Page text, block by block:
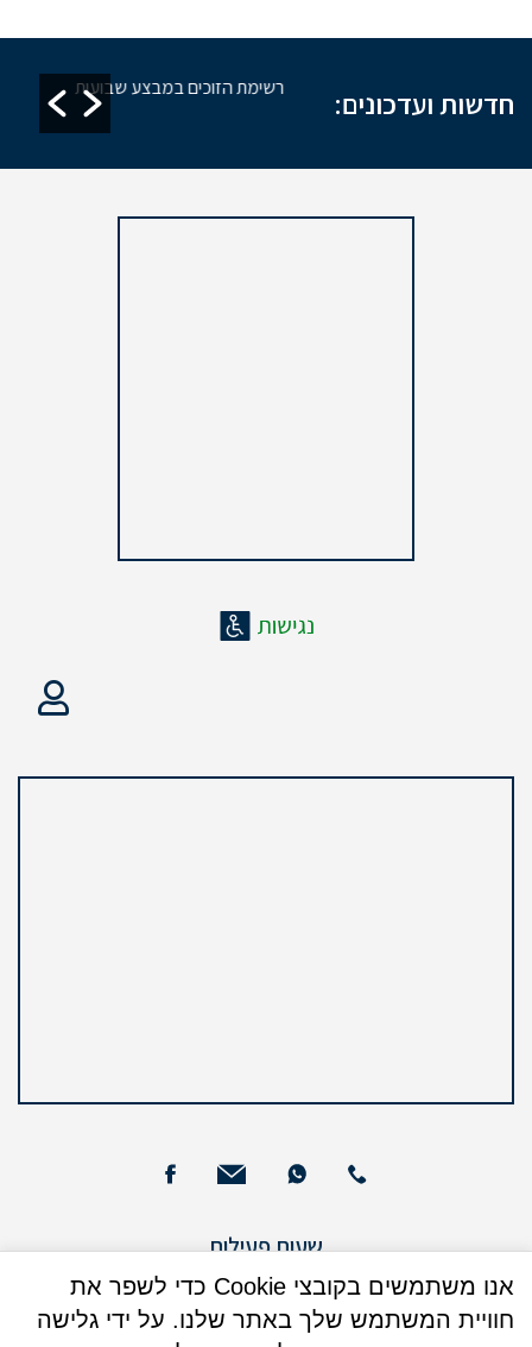
חדשות ועדכונים: רשימת הזוכים במבצע שבועות
שעות פעילות
ימים א – ה : 09:00 - 13:00
ימים א + ג: 16:00 - 17:30 (בנוסף)
אנו משתמשים בקובצי Cookie כדי לשפר את
חוויית המשתמש שלך באתר שלנו. על ידי גלישה